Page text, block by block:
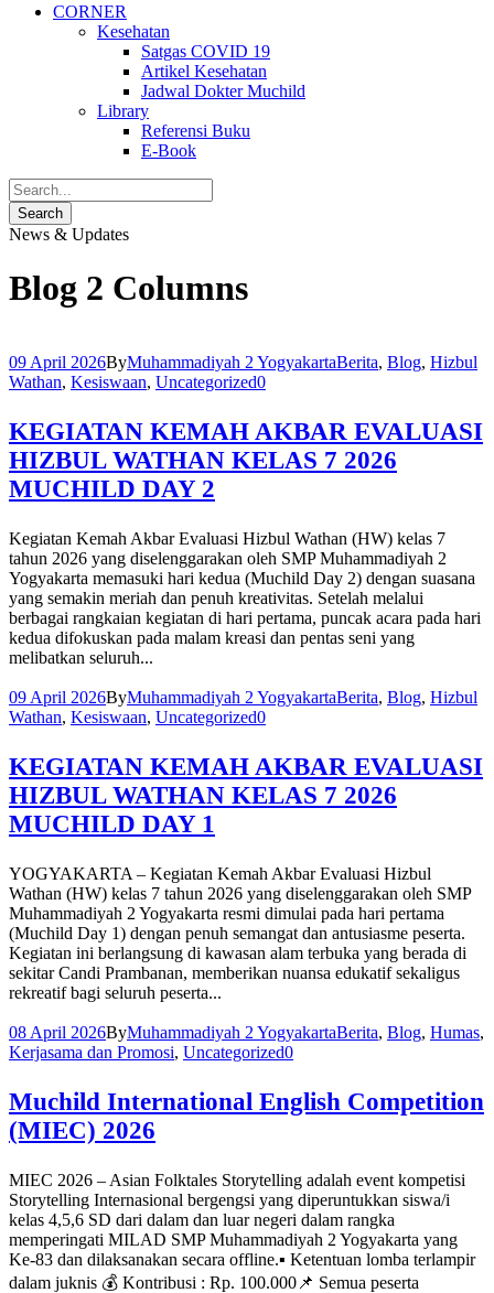
CORNER
Kesehatan
Satgas COVID 19
Artikel Kesehatan
Jadwal Dokter Muchild
Library
Referensi Buku
E-Book
News & Updates
Blog 2 Columns
09 April 2026ByMuhammadiyah 2 YogyakartaBerita, Blog, Hizbul
Wathan, Kesiswaan, Uncategorized0
KEGIATAN KEMAH AKBAR EVALUASI
HIZBUL WATHAN KELAS 7 2026
MUCHILD DAY 2
Kegiatan Kemah Akbar Evaluasi Hizbul Wathan (HW) kelas 7
tahun 2026 yang diselenggarakan oleh SMP Muhammadiyah 2
Yogyakarta memasuki hari kedua (Muchild Day 2) dengan suasana
yang semakin meriah dan penuh kreativitas. Setelah melalui
berbagai rangkaian kegiatan di hari pertama, puncak acara pada hari
kedua difokuskan pada malam kreasi dan pentas seni yang
melibatkan seluruh...
09 April 2026ByMuhammadiyah 2 YogyakartaBerita, Blog, Hizbul
Wathan, Kesiswaan, Uncategorized0
KEGIATAN KEMAH AKBAR EVALUASI
HIZBUL WATHAN KELAS 7 2026
MUCHILD DAY 1
YOGYAKARTA – Kegiatan Kemah Akbar Evaluasi Hizbul
Wathan (HW) kelas 7 tahun 2026 yang diselenggarakan oleh SMP
Muhammadiyah 2 Yogyakarta resmi dimulai pada hari pertama
(Muchild Day 1) dengan penuh semangat dan antusiasme peserta.
Kegiatan ini berlangsung di kawasan alam terbuka yang berada di
sekitar Candi Prambanan, memberikan nuansa edukatif sekaligus
rekreatif bagi seluruh peserta...
08 April 2026ByMuhammadiyah 2 YogyakartaBerita, Blog, Humas,
Kerjasama dan Promosi, Uncategorized0
Muchild International English Competition
(MIEC) 2026
MIEC 2026 – Asian Folktales Storytelling adalah event kompetisi
Storytelling Internasional bergengsi yang diperuntukkan siswa/i
kelas 4,5,6 SD dari dalam dan luar negeri dalam rangka
memperingati MILAD SMP Muhammadiyah 2 Yogyakarta yang
Ke-83 dan dilaksanakan secara offline.▪️ Ketentuan lomba terlampir
dalam juknis 💰 Kontribusi : Rp. 100.000📌 Semua peserta